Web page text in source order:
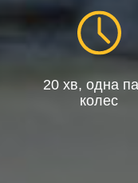
20 хв, одна
колес